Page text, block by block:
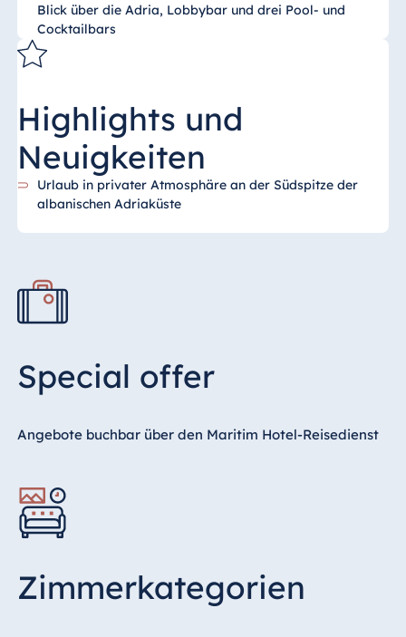
Blick über die Adria, Lobbybar und drei Pool- und
Cocktailbars
Highlights und
Neuigkeiten
Urlaub in privater Atmosphäre an der Südspitze der
albanischen Adriaküste
Special offer
Angebote buchbar über den Maritim Hotel-Reisedienst
Zimmerkategorien